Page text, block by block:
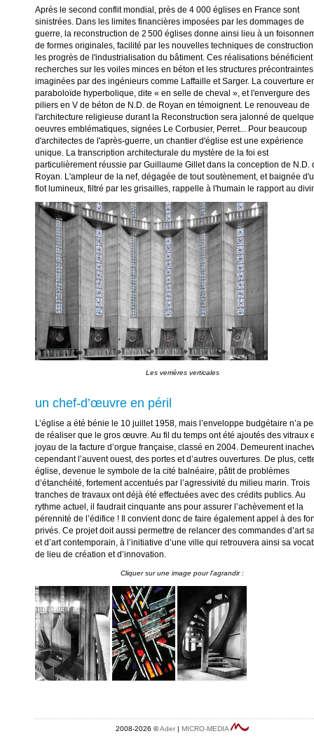
Après le second conflit mondial, près de 4 000 églises en France sont
sinistrées. Dans les limites financières imposées par les dommages de
guerre, la reconstruction de 2 500 églises donne ainsi lieu à un
de formes originales, facilité par les nouvelles techniques de
les progrès de l'industrialisation du bâtiment. Ces réalisations
recherches sur les voiles minces en béton et les structures précontraintes
imaginées par des ingénieurs comme Laffaille et Sarger. La couverture
paraboloïde hyperbolique, dite « en selle de cheval », et l'envergure des
piliers en V de béton de N.D. de Royan en témoignent. Le renouveau de
l'architecture religieuse durant la Reconstruction sera jalonné de
oeuvres emblématiques, signées Le Corbusier, Perret... Pour beaucoup
d'architectes de l'après-guerre, un chantier d'église est une expérience
unique. La transcription architecturale du mystère de la foi est
particulièrement réussie par Guillaume Gillet dans la conception de N.D.
Royan. L'ampleur de la nef, dégagée de tout soutènement, et baignée
flot lumineux, filtré par les grisailles, rappelle à l'humain le rapport au
Les verrières verticales
un chef-d’œuvre en péril
L’église a été bénie le 10 juillet 1958, mais l’enveloppe budgétaire n’a
de réaliser que le gros œuvre. Au fil du temps ont été ajoutés des vitraux
joyau de la facture d’orgue française, classé en 2004. Demeurent
cependant l’auvent ouest, des portes et d’autres ouvertures. De plus,
église, devenue le symbole de la cité balnéaire, pâtit de problèmes
d’étanchéité, fortement accentués par l’agressivité du milieu marin. Trois
tranches de travaux ont déjà été effectuées avec des crédits publics. Au
rythme actuel, il faudrait cinquante ans pour assurer l’achèvement et la
pérennité de l’édifice ! Il convient donc de faire également appel à des
privés. Ce projet doit aussi permettre de relancer des commandes d’art
et d’art contemporain, à l’initiative d’une ville qui retrouvera ainsi sa
de lieu de création et d’innovation.
2008-2026 ©Ader | MICRO-MEDIA